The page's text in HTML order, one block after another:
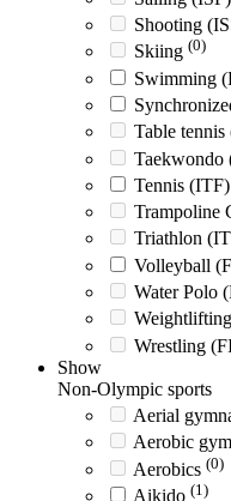
Shooting
Skiing (0)
Swimming
Table
Taekwondo
Tennis (ITF)
Trampoline
Triathlon
Volleyball
Water Polo
Wrestling
Show
Non-Olympic sports
Aerial
Aerobic
Aerobics (0)
Aikido (1)